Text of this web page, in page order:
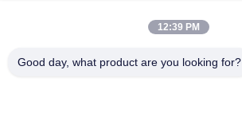
12:39 PM
Good day, what product are you looking for?